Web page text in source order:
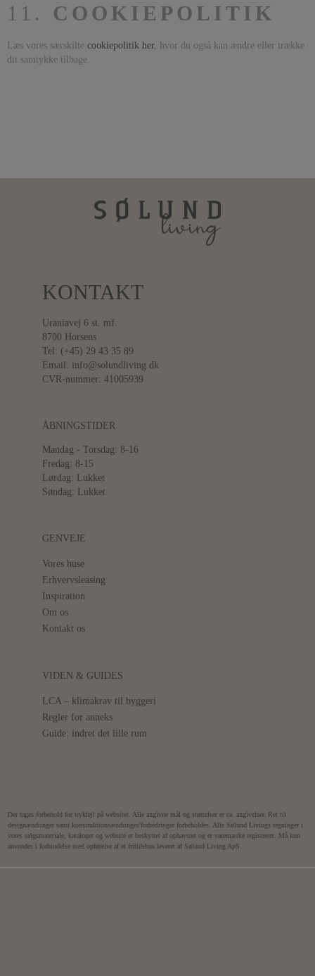
11. COOKIEPOLITIK
Læs vores særskilte cookiepolitik her, hvor du også kan ændre eller trække
dit samtykke tilbage.
KONTAKT
Uraniavej 6 st. mf.
8700 Horsens
Tel: (+45) 29 43 35 89
Email: info@solundliving.dk
CVR-nummer: 41005939
ÅBNINGSTIDER
Mandag - Torsdag: 8-16
Fredag: 8-15
Lørdag: Lukket
Søndag: Lukket
GENVEJE
Vores huse
Erhvervsleasing
Inspiration
Om os
Kontakt os
VIDEN & GUIDES
LCA – klimakrav til byggeri
Regler for anneks
Guide: indret det lille rum
Der tages forbehold for trykfejl på websitet. Alle angivne mål og størrelser er ca. angivelser. Ret til
designændringer samt konstruktionsændringer/forbedringer forbeholdes. Alle Sølund Livings tegninger i
vores salgsmateriale, kataloger og website er beskyttet af ophavsret og er varemærke registreret. Må kun
anvendes i forbindelse med opførelse af et fritidshus leveret af Sølund Living ApS.